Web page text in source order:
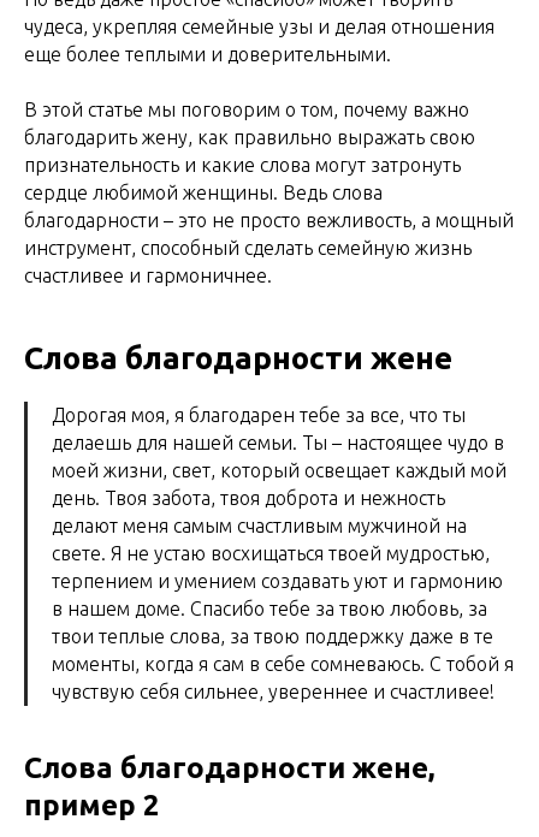
чудеса, укрепляя семейные узы и делая отношения
еще более теплыми и доверительными.
В этой статье мы поговорим о том, почему важно
благодарить жену, как правильно выражать свою
признательность и какие слова могут затронуть
сердце любимой женщины. Ведь слова
благодарности – это не просто вежливость, а мощный
инструмент, способный сделать семейную жизнь
счастливее и гармоничнее.
Слова благодарности жене
Дорогая моя, я благодарен тебе за все, что ты
делаешь для нашей семьи. Ты – настоящее чудо в
моей жизни, свет, который освещает каждый мой
день. Твоя забота, твоя доброта и нежность
делают меня самым счастливым мужчиной на
свете. Я не устаю восхищаться твоей мудростью,
терпением и умением создавать уют и гармонию
в нашем доме. Спасибо тебе за твою любовь, за
твои теплые слова, за твою поддержку даже в те
моменты, когда я сам в себе сомневаюсь. С тобой я
чувствую себя сильнее, увереннее и счастливее!
Слова благодарности жене,
пример 2